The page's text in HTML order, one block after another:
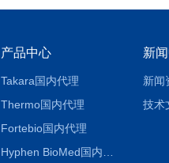
产品中心
Takara国内代理
Thermo国内代理
Fortebio国内代理
新
新闻
技术